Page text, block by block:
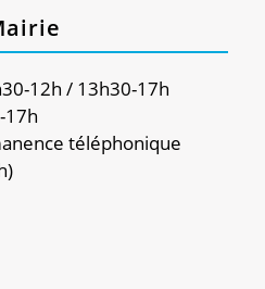
12h / 13h30-17h
17h
téléphonique